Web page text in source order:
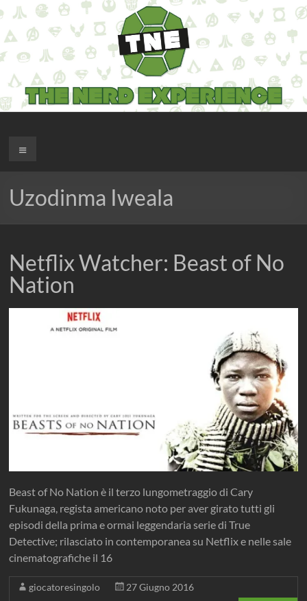
Salta
al
contenuto
The Nerd Experience
Menu
Uzodinma Iweala
Netflix Watcher: Beast of No
Nation
Beast of No Nation è il terzo lungometraggio di Cary
Fukunaga, regista americano noto per aver girato tutti gli
episodi della prima e ormai leggendaria serie di True
Detective; rilasciato in contemporanea su Netflix e nelle sale
cinematografiche il 16
giocatoresingolo
27 Giugno 2016